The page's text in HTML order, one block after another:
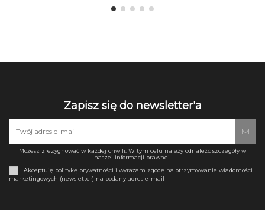
Zapisz się do newsletter'a
Możesz zrezygnować w każdej chwili. W tym celu należy odnaleźć szczegóły w
naszej informacji prawnej.
Akceptuję politykę prywatności i wyrażam zgodę na otrzymywanie wiadomości
marketingowych (newsletter) na podany adres e-mail